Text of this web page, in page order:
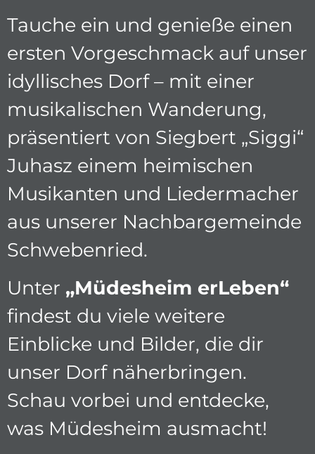
Tauche ein und genieße einen
ersten Vorgeschmack auf unser
idyllisches Dorf – mit einer
musikalischen Wanderung,
präsentiert von Siegbert „Siggi“
Juhasz einem heimischen
Musikanten und Liedermacher
aus unserer Nachbargemeinde
Schwebenried.
Unter „Müdesheim erLeben“
findest du viele weitere
Einblicke und Bilder, die dir
unser Dorf näherbringen.
Schau vorbei und entdecke,
was Müdesheim ausmacht!